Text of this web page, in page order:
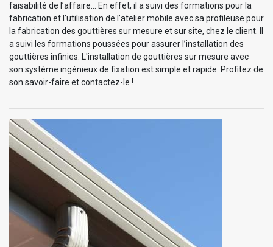
faisabilité de l’affaire… En effet, il a suivi des formations pour la
fabrication et l’utilisation de l’atelier mobile avec sa profileuse pour
la fabrication des gouttières sur mesure et sur site, chez le client. Il
a suivi les formations poussées pour assurer l’installation des
gouttières infinies. L'installation de gouttières sur mesure avec
son système ingénieux de fixation est simple et rapide. Profitez de
son savoir-faire et contactez-le !